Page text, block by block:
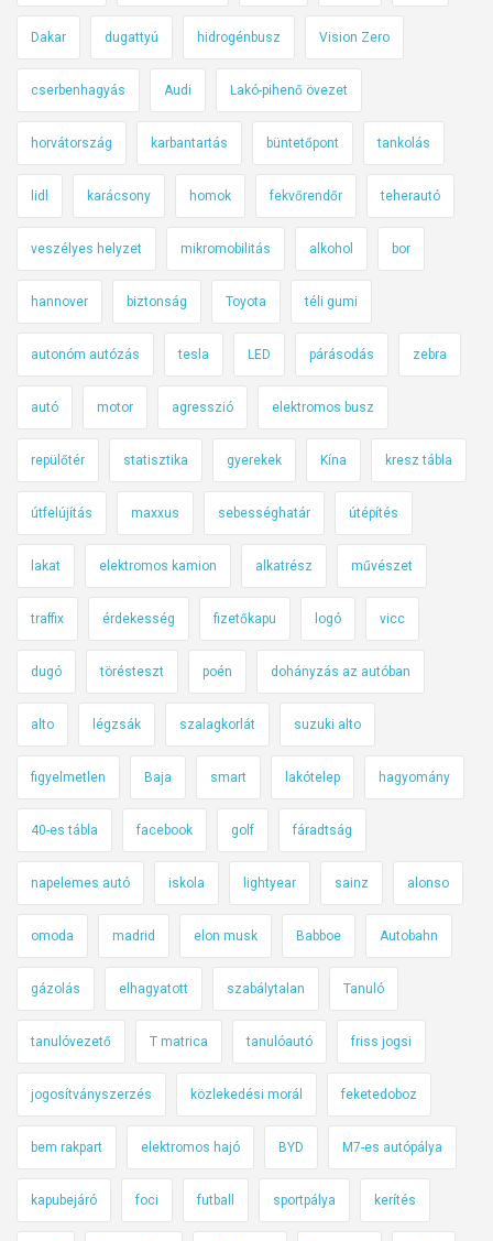
Dakar dugattyú hidrogénbusz Vision Zero
cserbenhagyás Audi Lakó-pihenő övezet
horvátország karbantartás büntetőpont tankolás
lidl karácsony homok fekvőrendőr teherautó
veszélyes helyzet mikromobilitás alkohol bor
hannover biztonság Toyota téli gumi
autonóm autózás tesla LED párásodás zebra
autó motor agresszió elektromos busz
repülőtér statisztika gyerekek Kína kresz tábla
útfelújítás maxxus sebességhatár útépítés
lakat elektromos kamion alkatrész művészet
traffix érdekesség fizetőkapu logó vicc
dugó törésteszt poén dohányzás az autóban
alto légzsák szalagkorlát suzuki alto
figyelmetlen Baja smart lakótelep hagyomány
40-es tábla facebook golf fáradtság
napelemes autó iskola lightyear sainz alonso
omoda madrid elon musk Babboe Autobahn
gázolás elhagyatott szabálytalan Tanuló
tanulóvezető T matrica tanulóautó friss jogsi
jogosítványszerzés közlekedési morál feketedoboz
bem rakpart elektromos hajó BYD M7-es autópálya
kapubejáró foci futball sportpálya kerítés